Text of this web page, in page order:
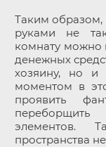
Таким образом,
руками не
комнату можно
денежных
хозяину, но и
моментом в
проявить
переборщить
элементов.
пространства